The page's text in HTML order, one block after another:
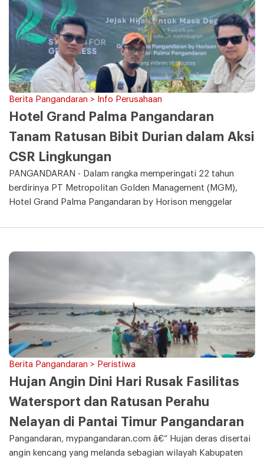
Berita Pangandaran > Info Perusahaan
Hotel Grand Palma Pangandaran
Tanam Ratusan Bibit Durian dalam Aksi
CSR Lingkungan
PANGANDARAN - Dalam rangka memperingati 22 tahun
berdirinya PT Metropolitan Golden Management (MGM),
Hotel Grand Palma Pangandaran by Horison menggelar
Berita Pangandaran > Peristiwa
Hujan Angin Dini Hari Rusak Fasilitas
Watersport dan Ratusan Perahu
Nelayan di Pantai Timur Pangandaran
Pangandaran, mypangandaran.com â€“ Hujan deras disertai
angin kencang yang melanda sebagian wilayah Kabupaten